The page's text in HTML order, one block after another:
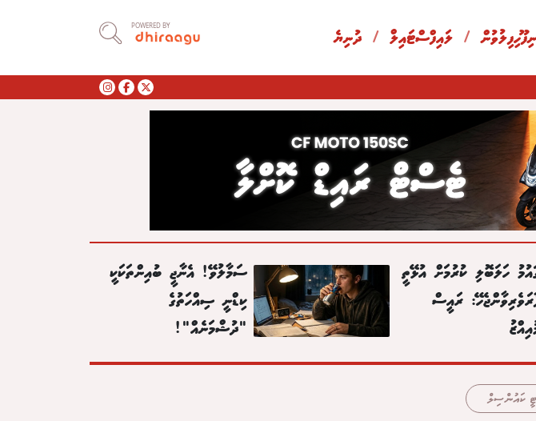
/ ލައިފްސްޓައިލް / ދުނިޔެ
POWERED BY
ހަލަބޮލި ކުރުމަށް އުޅޭތީ
ރައީސް
ސަމާލުވޭ! އެނާޖީ ބުއިންތަކަކީ
ކިޑްނީ ސިއްހަތުގެ
"ދުޝްމަނެއް"!
ކައުންސިލް